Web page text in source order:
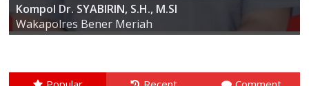
AKBP ARIS CAI DWI SUSANTO S.I.K., M.I.K
Kapolres Bener Meriah
Kompol Dr. SYABIRIN, S.H., M.SI
Wakapolres Bener Meriah